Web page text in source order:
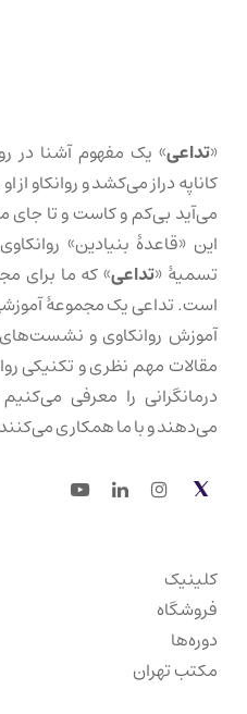
«تداعی» یک مفهوم آشنا در
کاناپه دراز می‌کشد و روانکاو
می‌آید بی‌کم و کاست و تا جای
این «قاعدهٔ بنیادین»
تسمیهٔ «تداعی» که ما برای
است. تداعی یک مجموعهٔ
آموزش روانکاوی و
مقالات مهم نظری و تکنیکی
درمانگرانی را معرفی
می‌دهند و با ما همکاری
Twitter
Instagram
LinkedIn
Youtube
کلینیک
فروشگاه
دوره‌ها
مکتب تهران